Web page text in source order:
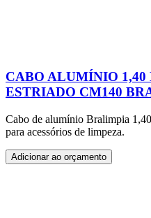
CABO ALUMÍNIO 1,40
ESTRIADO CM140
Cabo de alumínio Bralimpia
para acessórios de limpeza.
Adicionar ao orçamento